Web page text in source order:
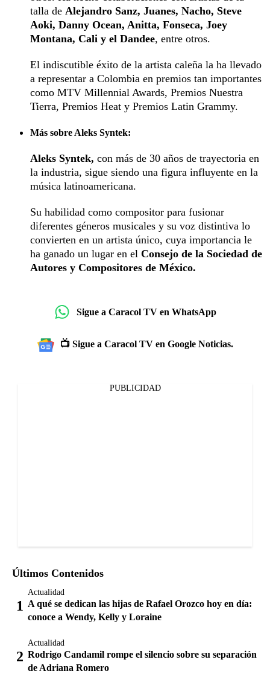
talla de Alejandro Sanz, Juanes, Nacho, Steve
Aoki, Danny Ocean, Anitta, Fonseca, Joey
Montana, Cali y el Dandee, entre otros.
El indiscutible éxito de la artista caleña la ha llevado
a representar a Colombia en premios tan importantes
como MTV Millennial Awards, Premios Nuestra
Tierra, Premios Heat y Premios Latin Grammy.
Más sobre Aleks Syntek:
Aleks Syntek, con más de 30 años de trayectoria en
la industria, sigue siendo una figura influyente en la
música latinoamericana.
Su habilidad como compositor para fusionar
diferentes géneros musicales y su voz distintiva lo
convierten en un artista único, cuya importancia le
ha ganado un lugar en el Consejo de la Sociedad de
Autores y Compositores de México.
Sigue a Caracol TV en WhatsApp
📺 Sigue a Caracol TV en Google Noticias.
PUBLICIDAD
Últimos Contenidos
Actualidad
A qué se dedican las hijas de Rafael Orozco hoy en día:
conoce a Wendy, Kelly y Loraine
Actualidad
Rodrigo Candamil rompe el silencio sobre su separación
de Adriana Romero